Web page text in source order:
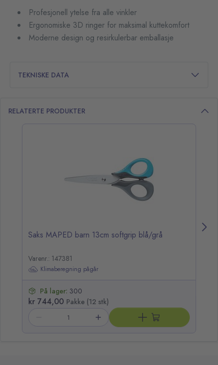
Profesjonell ytelse fra alle vinkler
Ergonomiske 3D ringer for maksimal kuttekomfort
Moderne design og resirkulerbar emballasje
TEKNISKE DATA
RELATERTE PRODUKTER
Saks MAPED barn 13cm softgrip blå/grå
Varenr.: 147381
Klimaberegning pågår
På lager: 300
kr 744,00 Pakke (12 stk)